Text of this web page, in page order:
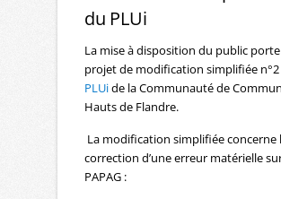
du PLUi
La mise à disposition du public
projet de modification simplifiée
PLUide la Communauté de
Hauts de Flandre.
La modification simplifiée concerne
correction d’une erreur matérielle
PAPAG :